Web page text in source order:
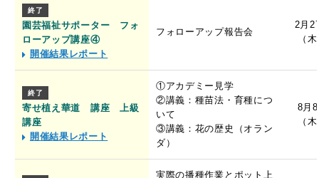
終了
園芸福祉サポーター フォ
ローアップ講座④
開催結果レポート
フォローアップ報告会
2月
（
終了
寄せ植え華道 講座 上級
講座
開催結果レポート
①アカデミー見学
②講義：種苗法・育種につ
いて
③講義：花の歴史（オラン
ダ）
8月
（
実際の播種作業とポット上